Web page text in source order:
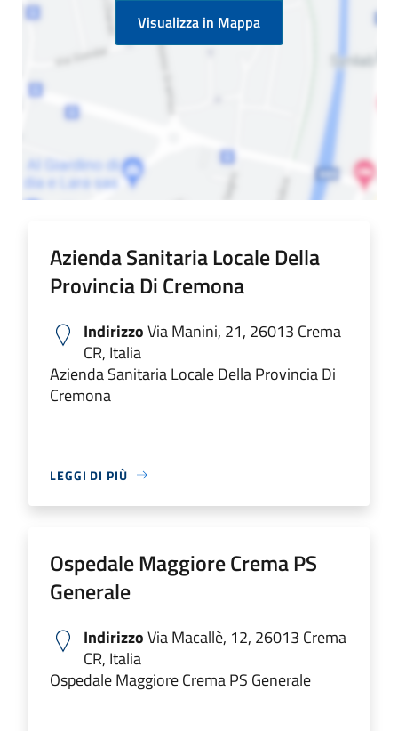
Visualizza in Mappa
Azienda Sanitaria Locale Della
Provincia Di Cremona
IndirizzoVia Manini, 21, 26013 Crema
CR, Italia
Azienda Sanitaria Locale Della Provincia Di
Cremona
LEGGI DI PIÙ
Ospedale Maggiore Crema PS
Generale
IndirizzoVia Macallè, 12, 26013 Crema
CR, Italia
Ospedale Maggiore Crema PS Generale